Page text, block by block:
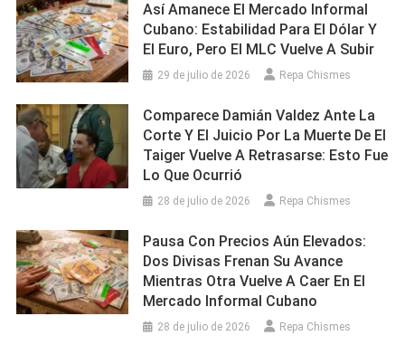
Así Amanece El Mercado Informal
Cubano: Estabilidad Para El Dólar Y
El Euro, Pero El MLC Vuelve A Subir
29 de julio de 2026 Repa Chismes
Comparece Damián Valdez Ante La
Corte Y El Juicio Por La Muerte De El
Taiger Vuelve A Retrasarse: Esto Fue
Lo Que Ocurrió
28 de julio de 2026 Repa Chismes
Pausa Con Precios Aún Elevados:
Dos Divisas Frenan Su Avance
Mientras Otra Vuelve A Caer En El
Mercado Informal Cubano
28 de julio de 2026 Repa Chismes